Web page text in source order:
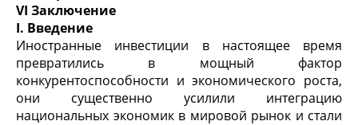
VI Заключение
I. Введение
Иностранные инвестиции в настоящее время
превратились в мощный фактор
конкурентоспособности и экономического роста,
они существенно усилили интеграцию
национальных экономик в мировой рынок и стали